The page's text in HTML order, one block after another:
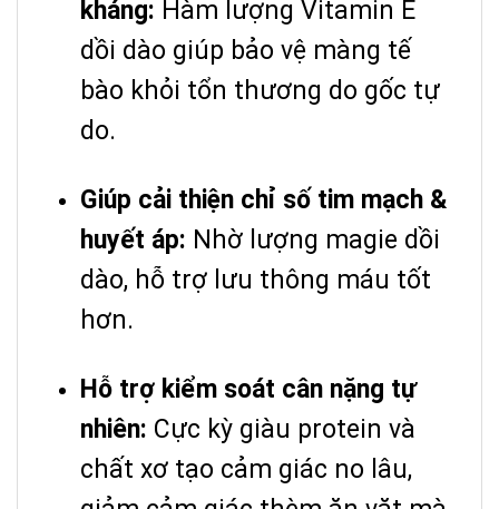
kháng: Hàm lượng Vitamin E
dồi dào giúp bảo vệ màng tế
bào khỏi tổn thương do gốc tự
do.
Giúp cải thiện chỉ số tim mạch &
huyết áp: Nhờ lượng magie dồi
dào, hỗ trợ lưu thông máu tốt
hơn.
Hỗ trợ kiểm soát cân nặng tự
nhiên: Cực kỳ giàu protein và
chất xơ tạo cảm giác no lâu,